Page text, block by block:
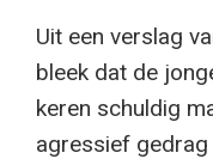
Uit een verslag
bleek dat de
keren schuldig
agressief